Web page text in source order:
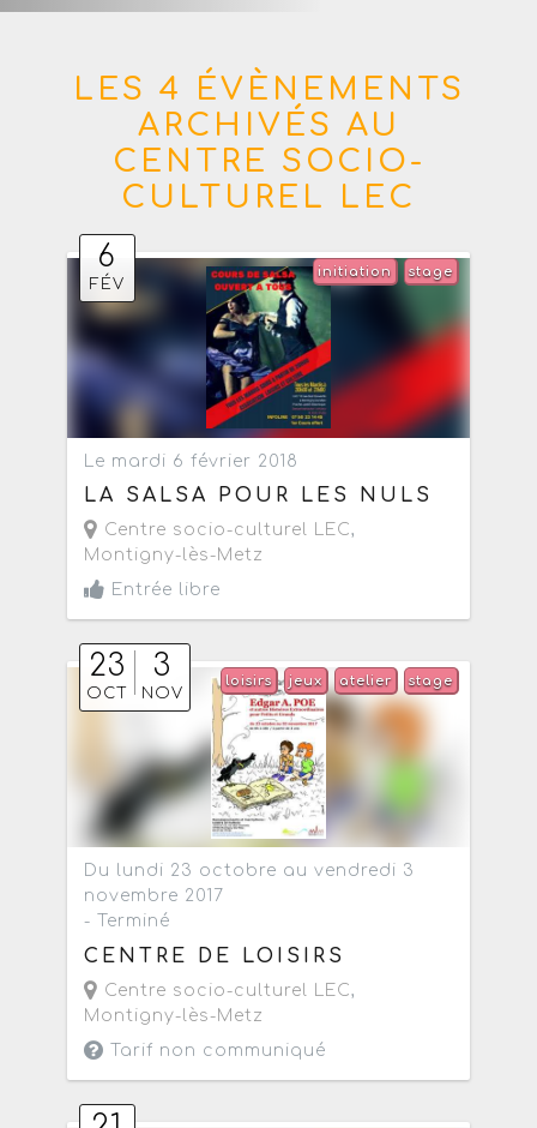
LES 4 ÉVÈNEMENTS
ARCHIVÉS AU
CENTRE SOCIO-
CULTUREL LEC
6
FÉV
stage
initiation
Le mardi 6 février 2018
LA SALSA POUR LES NULS
Centre socio-culturel LEC,
Montigny-lès-Metz
Entrée libre
23
OCT
3
NOV
stage
atelier
jeux
loisirs
Du lundi 23 octobre au vendredi 3
novembre 2017
- Terminé
CENTRE DE LOISIRS
Centre socio-culturel LEC,
Montigny-lès-Metz
Tarif non communiqué